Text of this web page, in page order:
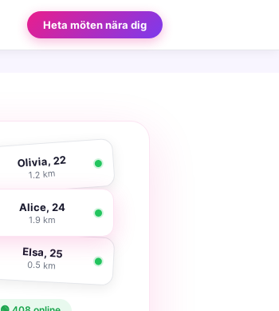
Heta möten nära dig
Olivia, 22
1.2 km
Alice, 24
1.9 km
Elsa, 25
0.5 km